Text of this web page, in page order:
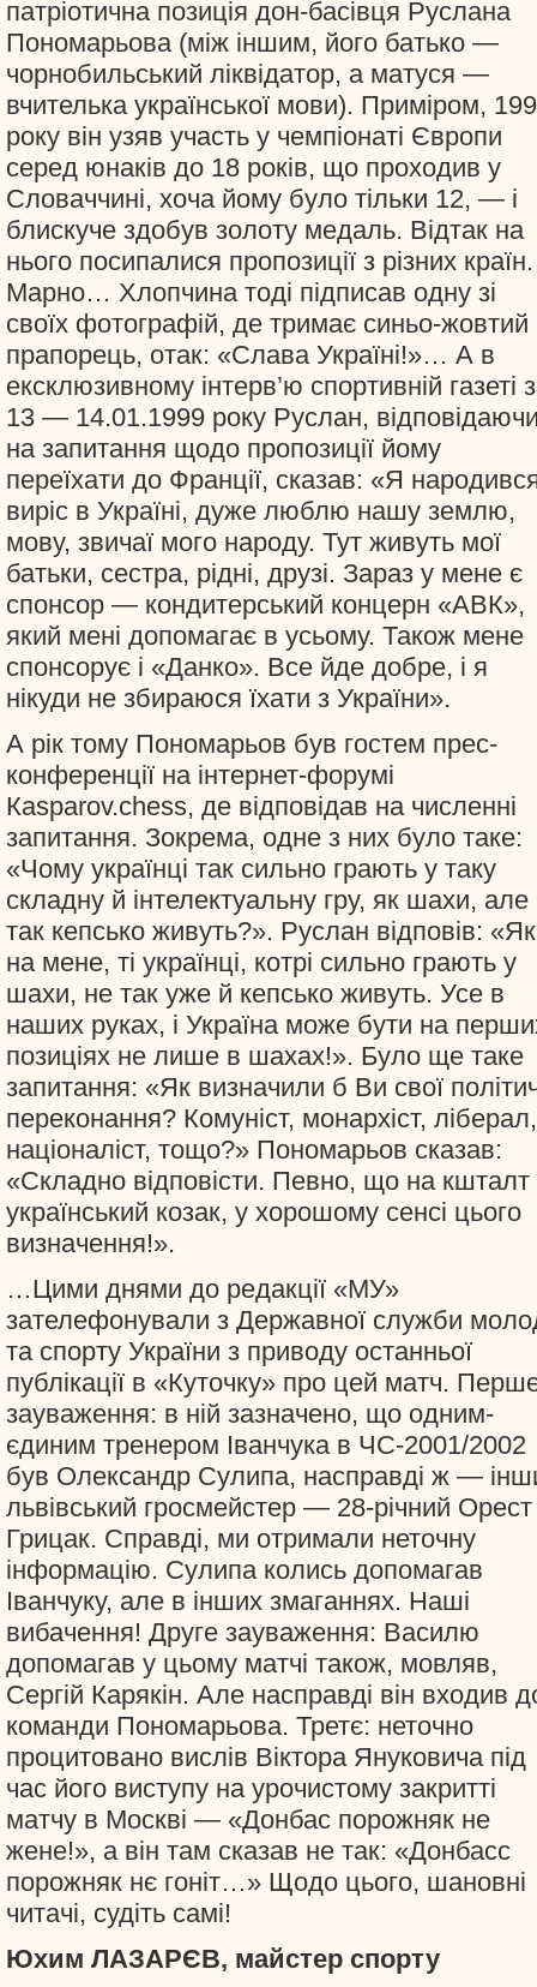
патріотична позиція дон-басівця Руслана
Пономарьова (між іншим, його батько —
чорнобильський ліквідатор, а матуся —
вчителька української мови). Приміром,
року він узяв участь у чемпіонаті Європи
серед юнаків до 18 років, що проходив у
Словаччині, хоча йому було тільки 12, — і
блискуче здобув золоту медаль. Відтак на
нього посипалися пропозиції з різних країн.
Марно… Хлопчина тоді підписав одну зі
своїх фотографій, де тримає синьо-жовтий
прапорець, отак: «Слава Україні!»… А в
ексклюзивному інтерв’ю спортивній газеті
13 — 14.01.1999 року Руслан,
на запитання щодо пропозиції йому
переїхати до Франції, сказав: «Я
виріс в Україні, дуже люблю нашу землю,
мову, звичаї мого народу. Тут живуть мої
батьки, сестра, рідні, друзі. Зараз у мене є
спонсор — кондитерський концерн «АВК»,
який мені допомагає в усьому. Також мене
спонсорує і «Данко». Все йде добре, і я
нікуди не збираюся їхати з України».
А рік тому Пономарьов був гостем прес-
конференції на інтернет-форумі
Кasparov.chess, де відповідав на численні
запитання. Зокрема, одне з них було таке:
«Чому українці так сильно грають у таку
складну й інтелектуальну гру, як шахи, але
так кепсько живуть?». Руслан відповів: «Як
на мене, ті українці, котрі сильно грають у
шахи, не так уже й кепсько живуть. Усе в
наших руках, і Україна може бути на
позиціях не лише в шахах!». Було ще таке
запитання: «Як визначили б Ви свої
переконання? Комуніст, монархіст, ліберал,
націоналіст, тощо?» Пономарьов сказав:
«Складно відповісти. Певно, що на
український козак, у хорошому сенсі цього
визначення!».
…Цими днями до редакції «МУ»
зателефонували з Державної служби
та спорту України з приводу останньої
публікації в «Куточку» про цей матч.
зауваження: в ній зазначено, що одним-
єдиним тренером Іванчука в ЧС-2001/2002
був Олександр Сулипа, насправді ж —
львівський гросмейстер — 28-річний Орест
Грицак. Справді, ми отримали неточну
інформацію. Сулипа колись допомагав
Іванчуку, але в інших змаганнях. Наші
вибачення! Друге зауваження: Василю
допомагав у цьому матчі також, мовляв,
Сергій Карякін. Але насправді він входив
команди Пономарьова. Третє: неточно
процитовано вислів Віктора Януковича під
час його виступу на урочистому закритті
матчу в Москві — «Донбас порожняк не
жене!», а він там сказав не так: «Донбасс
порожняк нє гоніт…» Щодо цього, шановні
читачі, судіть самі!
Юхим ЛАЗАРЄВ, майстер спорту